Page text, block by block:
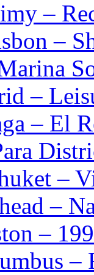
–
–
–
– El
–
–
–
–